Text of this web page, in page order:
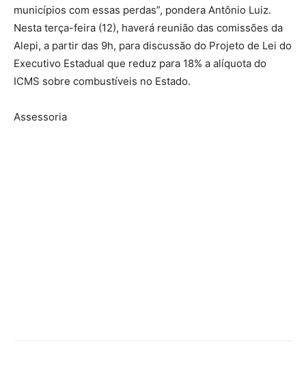
municípios com essas perdas”, pondera Antônio Luiz.
Nesta terça-feira (12), haverá reunião das comissões da
Alepi, a partir das 9h, para discussão do Projeto de Lei do
Executivo Estadual que reduz para 18% a alíquota do
ICMS sobre combustíveis no Estado.
Assessoria